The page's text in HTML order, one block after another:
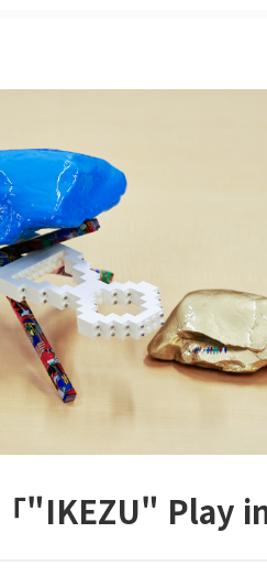
"IKEZU" Play